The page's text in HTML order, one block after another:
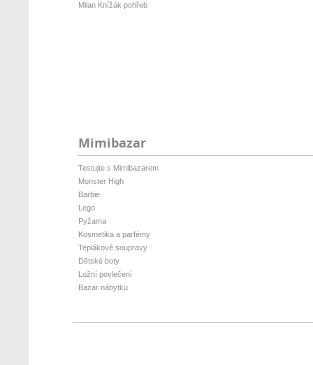
Milan Knížák pohřeb
Mimibazar
Testujte s Mimibazarem
Monster High
Barbie
Lego
Pyžama
Kosmetika a parfémy
Teplákové soupravy
Dětské boty
Ložní povlečení
Bazar nábytku